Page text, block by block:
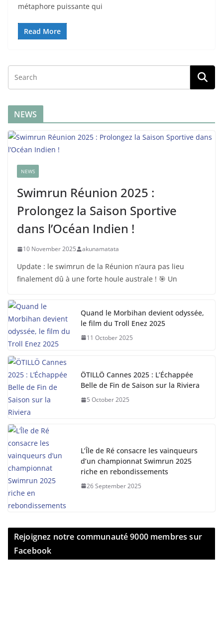
métaphore puissante qui
Read More
NEWS
NEWS
Swimrun Réunion 2025 :
Prolongez la Saison Sportive
dans l’Océan Indien !
10 November 2025 akunamatata
Update : le swimrun de la Réunion n’aura pas lieu
finalement dû à une forte houle australe ! 🎯 Un
Quand le Morbihan devient odyssée,
le film du Troll Enez 2025
11 October 2025
ÖTILLÖ Cannes 2025 : L’Échappée
Belle de Fin de Saison sur la Riviera
5 October 2025
L’Île de Ré consacre les vainqueurs
d’un championnat Swimrun 2025
riche en rebondissements
26 September 2025
Rejoignez notre communauté 9000 membres sur
Facebook